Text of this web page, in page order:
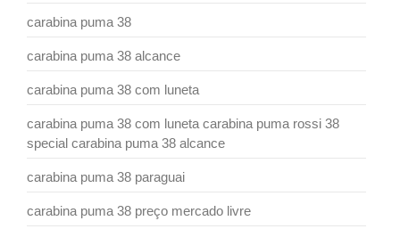
carabina puma 38
carabina puma 38 alcance
carabina puma 38 com luneta
carabina puma 38 com luneta carabina puma rossi 38
special carabina puma 38 alcance
carabina puma 38 paraguai
carabina puma 38 preço mercado livre